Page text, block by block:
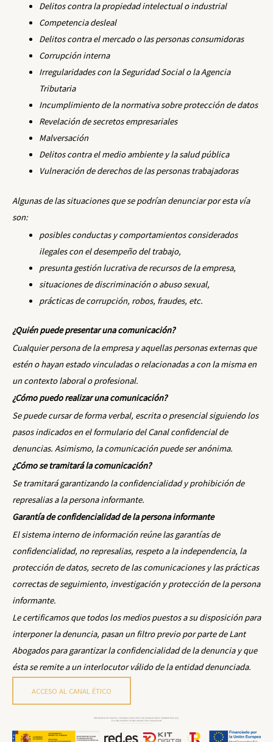
Delitos contra la propiedad intelectual o industrial
Competencia desleal
Delitos contra el mercado o las personas consumidoras
Corrupción interna
Irregularidades con la Seguridad Social o la Agencia
Tributaria
Incumplimiento de la normativa sobre protección de datos
Revelación de secretos empresariales
Malversación
Delitos contra el medio ambiente y la salud pública
Vulneración de derechos de las personas trabajadoras
Algunas de las situaciones que se podrían denunciar por esta vía
son:
posibles conductas y comportamientos considerados
ilegales con el desempeño del trabajo,
presunta gestión lucrativa de recursos de la empresa,
situaciones de discriminación o abuso sexual,
prácticas de corrupción, robos, fraudes, etc.
¿Quién puede presentar una comunicación?
Cualquier persona de la empresa y aquellas personas externas que
estén o hayan estado vinculadas o relacionadas a con la misma en
un contexto laboral o profesional.
¿Cómo puedo realizar una comunicación?
Se puede cursar de forma verbal, escrita o presencial siguiendo los
pasos indicados en el formulario del Canal confidencial de
denuncias. Asimismo, la comunicación puede ser anónima.
¿Cómo se tramitará la comunicación?
Se tramitará garantizando la confidencialidad y prohibición de
represalias a la persona informante.
Garantía de confidencialidad de la persona informante
El sistema interno de información reúne las garantías de
confidencialidad, no represalias, respeto a la independencia, la
protección de datos, secreto de las comunicaciones y las prácticas
correctas de seguimiento, investigación y protección de la persona
informante.
Le certificamos que todos los medios puestos a su disposición para
interponer la denuncia, pasan un filtro previo por parte de Lant
Abogados para garantizar la confidencialidad de la denuncia y que
ésta se remite a un interlocutor válido de la entidad denunciada.
ACCESO AL CANAL ÉTICO